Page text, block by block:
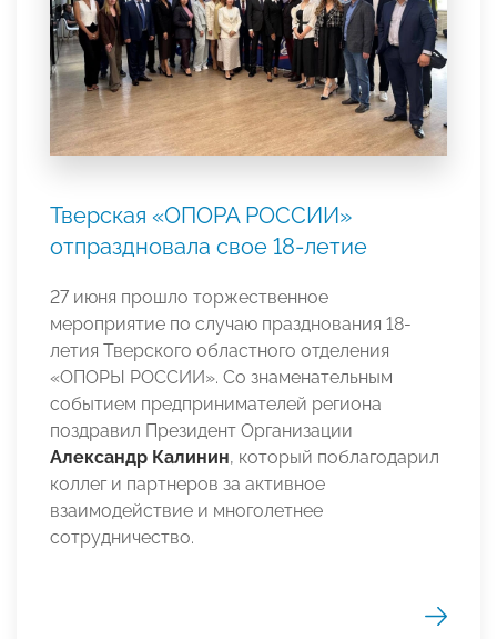
Тверская «ОПОРА РОССИИ»
отпраздновала свое 18-летие
27 июня прошло торжественное
мероприятие по случаю празднования 18-
летия Тверского областного отделения
«ОПОРЫ РОССИИ». Со знаменательным
событием предпринимателей региона
поздравил Президент Организации
Александр Калинин, который поблагодарил
коллег и партнеров за активное
взаимодействие и многолетнее
сотрудничество.